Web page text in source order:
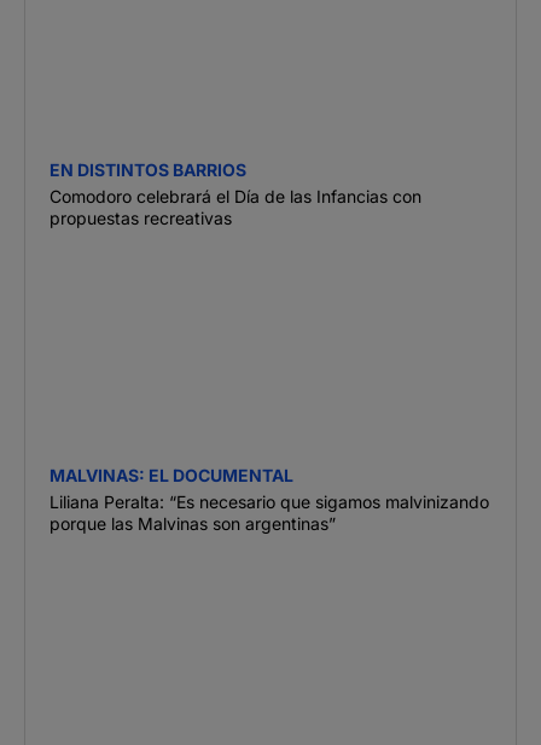
EN DISTINTOS BARRIOS
Comodoro celebrará el Día de las Infancias con
propuestas recreativas
MALVINAS: EL DOCUMENTAL
Liliana Peralta: “Es necesario que sigamos malvinizando
porque las Malvinas son argentinas”